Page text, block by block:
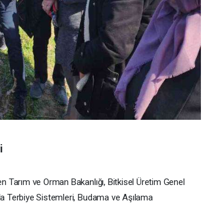
ve Orman Bakanlığı, Bitkisel Üretim Genel
Terbiye Sistemleri, Budama ve Aşılama